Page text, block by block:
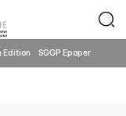
Edition SGGP Epaper